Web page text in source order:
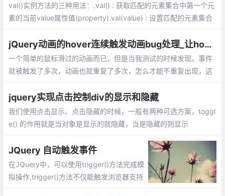
val()实例方法的三种用法：.val() : 获取匹配的元素集合中第一个元
素的当前value属性值(property).val(value) : 设置匹配的元素集合
:钩子函数未设置或无效时
jQuery动画的hover连续触发动画bug处理_让hover事件只触发一次动画的实现
一个简单的鼠标滑过的动画而已，但是当我测试的时候发现。事件
就被触发了多次，动画也就重复了多次，怎么才能不重复出现，这
导致移入的动画还没执行完。
jquery实现点击控制div的显示和隐藏
我们使用点击显示、点击隐藏的时候，一般有两种可选方案，toggl
e() 的作用就是当对象是显示的就隐藏，当是隐藏的则显示
JQuery 自动触发事件
在JQuery中，可以使用trigger()方法完成模
拟操作,trigger()方法不仅能触发浏览器支持